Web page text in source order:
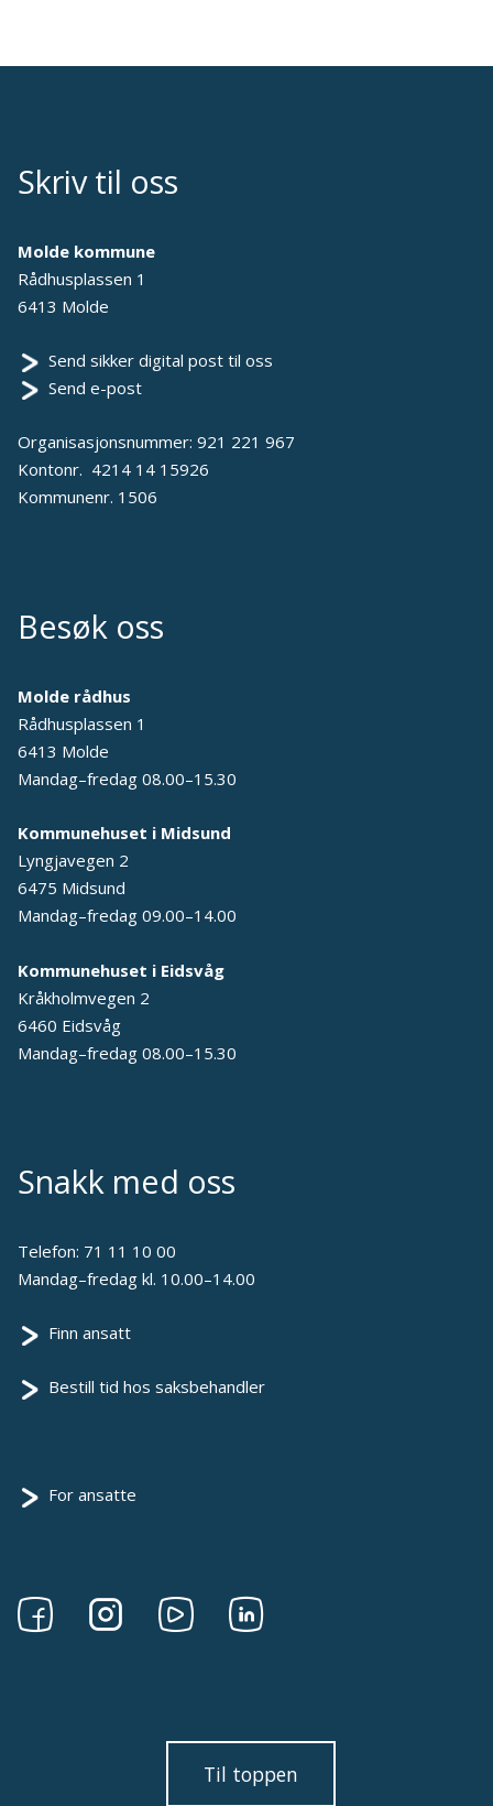
Skriv til oss
Molde kommune
Rådhusplassen 1
6413 Molde
Send sikker digital post til oss
Send e-post
Organisasjonsnummer: 921 221 967
Kontonr. 4214 14 15926
Kommunenr. 1506
Besøk oss
Molde rådhus
Rådhusplassen 1
6413 Molde
Mandag–fredag 08.00–15.30
Kommunehuset i Midsund
Lyngjavegen 2
6475 Midsund
Mandag–fredag 09.00–14.00
Kommunehuset i Eidsvåg
Kråkholmvegen 2
6460 Eidsvåg
Mandag–fredag 08.00–15.30
Snakk med oss
Telefon: 71 11 10 00
Mandag–fredag kl. 10.00–14.00
Finn ansatt
Bestill tid hos saksbehandler
For ansatte
Følg
Følg
Følg
Til toppen